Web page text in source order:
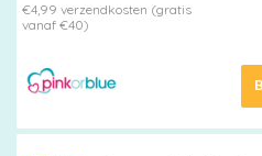
€4,99 verzendkosten (gratis
vanaf €40)